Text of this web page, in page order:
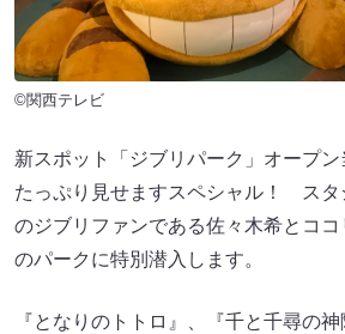
©関西テレビ
新スポット「ジブリパーク」オープ
たっぷり見せますスペシャル！ スタ
のジブリファンである佐々木希とコ
のパークに特別潜入します。
『となりのトトロ』、『千と千尋の